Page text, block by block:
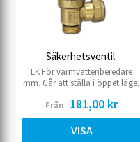
Säkerhetsventil.
LK För varmvattenberedare
mm. Går att ställa i öppet läge,
avtappning. Inlopp 15R utv.
Utlopp 15 cu/15R utv.
Från 181,00 kr
VISA